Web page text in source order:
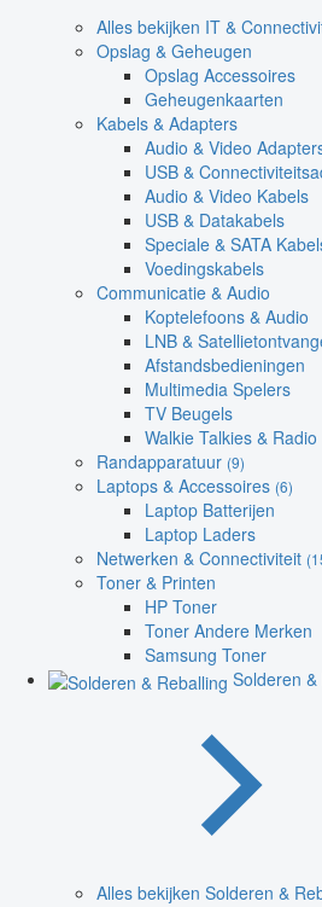
Alles bekijken IT &
Opslag & Geheugen
Opslag Accessoires
Geheugenkaarten
Kabels & Adapters
Audio & Video
USB &
Audio & Video Kabels
USB & Datakabels
Speciale & SATA
Voedingskabels
Communicatie & Audio
Koptelefoons & Audio
LNB &
Afstandsbedieningen
Multimedia Spelers
TV Beugels
Walkie Talkies & Radio
Randapparatuur (9)
Laptops & Accessoires (6)
Laptop Batterijen
Laptop Laders
Netwerken & Connectiviteit
Toner & Printen
HP Toner
Toner Andere Merken
Samsung Toner
Solderen
Alles bekijken Solderen &